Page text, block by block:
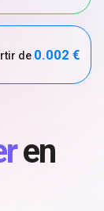
de 0.002 €
en